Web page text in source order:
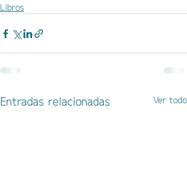
Libros
Entradas relacionadas Ver todo